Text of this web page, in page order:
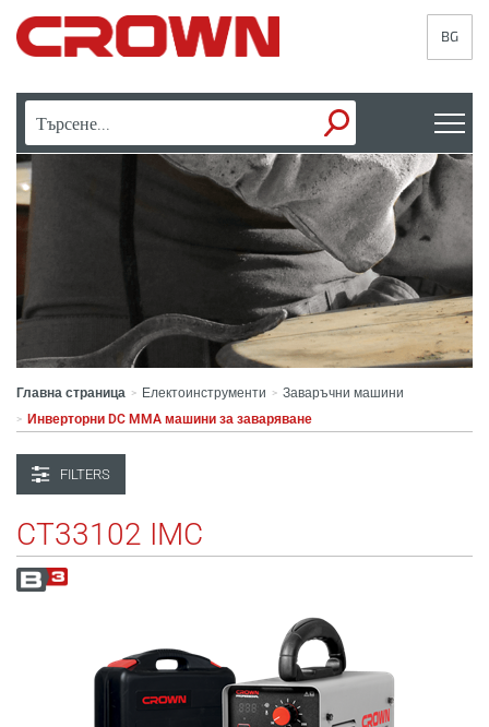
BG
Главна страница > Електоинструменти > Заваръчни машини
> Инверторни DC MMA машини за заваряване
FILTERS
CT33102 IMC